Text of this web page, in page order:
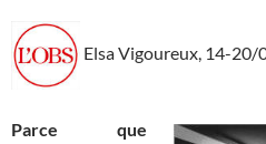
Elsa Vigoureux, 14-20/
Parce que